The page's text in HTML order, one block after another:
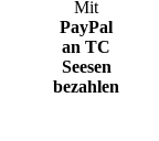
Mit
PayPal
an TC
Seesen
bezahlen